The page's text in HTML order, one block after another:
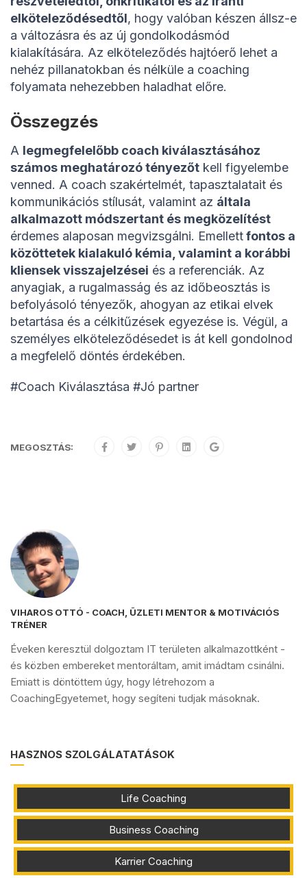
elköteleződésedtől, hogy valóban készen állsz-e
a változásra és az új gondolkodásmód
kialakítására. Az elköteleződés hajtóerő lehet a
nehéz pillanatokban és nélküle a coaching
folyamata nehezebben haladhat előre.
Összegzés
A legmegfelelőbb coach kiválasztásához
számos meghatározó tényezőt kell figyelembe
venned. A coach szakértelmét, tapasztalatait és
kommunikációs stílusát, valamint az általa
alkalmazott módszertant és megközelítést
érdemes alaposan megvizsgálni. Emellettfontos a
közöttetek kialakuló kémia, valamint a korábbi
kliensek visszajelzései és a referenciák. Az
anyagiak, a rugalmasság és az időbeosztás is
befolyásoló tényezők, ahogyan az etikai elvek
betartása és a célkitűzések egyezése is. Végül, a
személyes elköteleződésedet is át kell gondolnod
a megfelelő döntés érdekében.
#Coach Kiválasztása #Jó partner
MEGOSZTÁS:
VIHAROS OTTÓ - COACH, ÜZLETI MENTOR & MOTIVÁCIÓS
TRÉNER
Éveken keresztül dolgoztam IT területen alkalmazottként -
és közben embereket mentoráltam, amit imádtam csinálni.
Emiatt is döntöttem úgy, hogy létrehozom a
CoachingEgyetemet, hogy segíteni tudjak másoknak.
HASZNOS SZOLGÁLATATÁSOK
Life Coaching
Business Coaching
Karrier Coaching